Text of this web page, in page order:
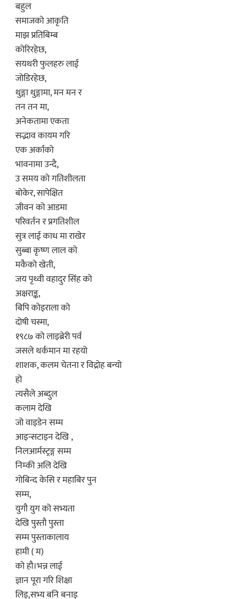
बहुल
समाजको आकृति
माझ प्रतिबिम्ब
कोरिरहेछ,
सयथरी फुलहरु लाई
जोडिरहेछ,
थुङ्गा थुङ्गामा, मन मन र
तन तन मा,
अनेकतामा एकता
सद्भाव कायम गरि
एक अर्काको
भावनामा उन्दै,
उ समय को गतिशीलता
बोकेर, सापेक्षित
जीवन को आडमा
परिवर्तन र प्रगतिशील
सुत्र लाई काध मा राखेर
सुब्बा कृष्ण लाल को
मकैको खेती,
जय पृथ्वी वहादुर सिंह को
अक्षराङ्क,
बिपि कोइराला को
दोषी चस्मा,
१९८७ को लाइब्रेरी पर्व
जसले थर्कमान मा रहयो
शाशक, कलम चेतना र विद्रोह बन्यो
हो
त्यसैले अब्दुल
कलाम देखि
जो वाइडेन सम्म
आइन्सटाइन देखि ,
निलआर्मस्ट्रङ्ग सम्म
निम्की अलि देखि
गोबिन्द केसि र महाबिर पुन
सम्म,
युगौ युग को सभ्यता
देखि पुस्तौ पुस्ता
सम्म पुस्ताकालाय
हामी ( म)
को हौ।भन्न लाई
ज्ञान पूरा गरि शिक्षा
लिइ,सभ्य बनि बनाइ